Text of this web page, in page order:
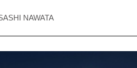
NAWATA